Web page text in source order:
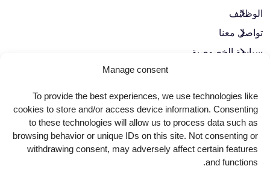
Manage consent
To provide the best experiences, we use technologies like
cookies to store and/or access device information. Consenting
to these technologies will allow us to process data such as
browsing behavior or unique IDs on this site. Not consenting or
withdrawing consent, may adversely affect certain features
and functions.
الوظائف
تواصل معنا
سياسة الخصوصية
حمّل تطبيقنا